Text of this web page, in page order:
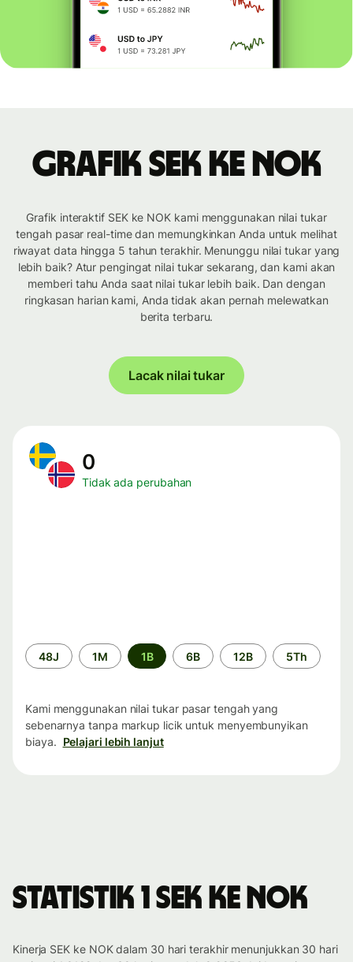
Grafik SEK ke NOK
Grafik interaktif SEK ke NOK kami menggunakan nilai tukar
tengah pasar real-time dan memungkinkan Anda untuk melihat
riwayat data hingga 5 tahun terakhir. Menunggu nilai tukar yang
lebih baik? Atur pengingat nilai tukar sekarang, dan kami akan
memberi tahu Anda saat nilai tukar lebih baik. Dan dengan
ringkasan harian kami, Anda tidak akan pernah melewatkan
berita terbaru.
Lacak nilai tukar
0
Tidak ada perubahan
Periode
waktu
48J 1M 1B 6B 12B 5Th
Kami menggunakan nilai tukar pasar tengah yang
sebenarnya tanpa markup licik untuk menyembunyikan
biaya. Pelajari lebih lanjut
Statistik 1 SEK ke NOK
Kinerja SEK ke NOK dalam 30 hari terakhir menunjukkan 30 hari